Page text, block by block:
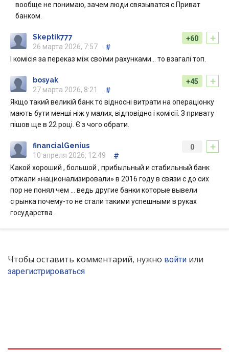
вообще не понимаю, зачем люди связыватся с Приват
банком.
+
+60
Skeptik777
26 марта 2026, 7:57
#
І комісія за переказ між своїми рахунками… то взагалі топ.
+
+45
bosyak
27 марта 2026, 8:21
#
Якщо такий великій банк то відносні витрати на операціонку
мають бути менші ніж у малих, відповідно і комісії. З привату
пішов ще в 22 році. Є з чого обрати.
+
0
financialGenius
10 апреля 2026, 12:49
#
Какой хороший , большой , прибыльный и стабильный банк
отжали «национализировали» в 2016 году в связи с до сих
пор не понял чем … ведь другие банки которые вывели
с рынка почему-то не стали такими успешными в руках
государства .
Чтобы оставить комментарий, нужно войти или
зарегистрироваться